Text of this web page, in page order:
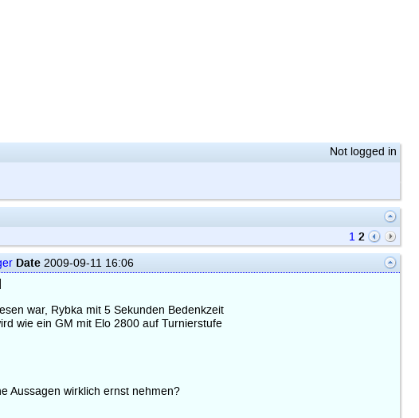
Not logged in
1 2
Date2009-09-11 16:06
war, Rybka mit 5 Sekunden Bedenkzeit
wie ein GM mit Elo 2800 auf Turnierstufe
Aussagen wirklich ernst nehmen?